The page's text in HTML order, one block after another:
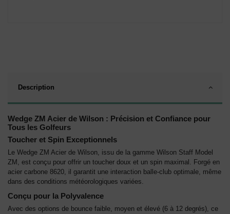
Description
Wedge ZM Acier de Wilson : Précision et Confiance pour
Tous les Golfeurs
Toucher et Spin Exceptionnels
Le Wedge ZM Acier de Wilson, issu de la gamme Wilson Staff Model
ZM, est conçu pour offrir un toucher doux et un spin maximal. Forgé en
acier carbone 8620, il garantit une interaction balle-club optimale, même
dans des conditions météorologiques variées.
Conçu pour la Polyvalence
Avec des options de bounce faible, moyen et élevé (6 à 12 degrés), ce